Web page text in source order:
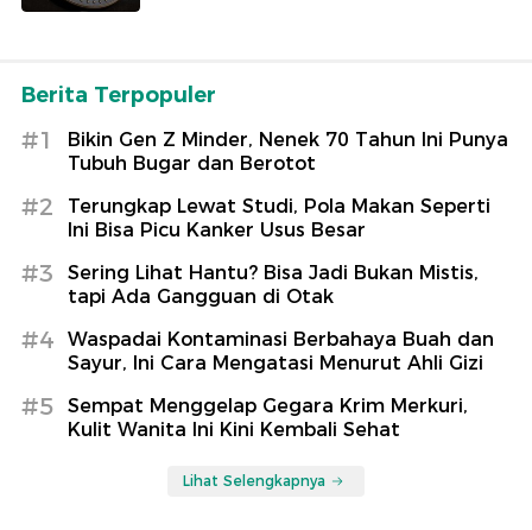
Berita Terpopuler
#1
Bikin Gen Z Minder, Nenek 70 Tahun Ini Punya
Tubuh Bugar dan Berotot
#2
Terungkap Lewat Studi, Pola Makan Seperti
Ini Bisa Picu Kanker Usus Besar
#3
Sering Lihat Hantu? Bisa Jadi Bukan Mistis,
tapi Ada Gangguan di Otak
#4
Waspadai Kontaminasi Berbahaya Buah dan
Sayur, Ini Cara Mengatasi Menurut Ahli Gizi
#5
Sempat Menggelap Gegara Krim Merkuri,
Kulit Wanita Ini Kini Kembali Sehat
Lihat Selengkapnya